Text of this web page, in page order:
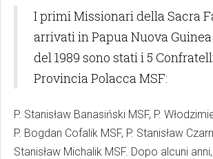
I primi Missionari della Sacra
arrivati in Papua Nuova
del 1989 sono stati i 5
Provincia Polacca MSF:
P. Stanisław Banasiński MSF, P.
P. Bogdan Cofalik MSF, P. Stanisław
Stanisław Michalik MSF. Dopo alcuni